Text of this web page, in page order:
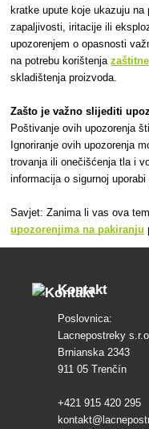
kratke upute koje ukazuju na
zapaljivosti, iritacije ili
upozorenjem o opasnosti
na potrebu korištenja
skladištenja proizvoda.
Zašto je važno slijediti
Poštivanje ovih upozorenja
Ignoriranje ovih upozorenja
trovanja ili onečišćenja tla i
informacija o sigurnoj uporabi
Savjet: Zanima li vas ova
upozorenjima na pakiranju
Kontakt
Poslovnica:
Lacnepostreky s.r.o.
Brnianska 2343
911 05 Trenčín
+421 915 420 295